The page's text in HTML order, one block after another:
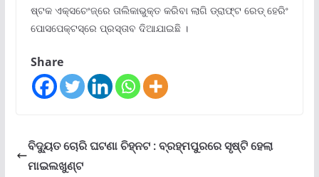
ଷ୍ଟକ ଏକ୍ସଚେଂଜ୍‌ରେ ତାଲିକାଭୁକ୍ତ କରିବା ଲାଗି ଡ୍ରାଫ୍ଟ ରେଡ୍ ହେରିଂ
ପୋସପେକ୍ଟସ୍‌ରେ ପ୍ରସ୍ତାବ ଦିଆଯାଇଛି ।
Share
ବିଦ୍ୟୁତ ଚୋରି ଘଟଣା ଚିହ୍ନଟ : ବ୍ରହ୍ମପୁରରେ ସୃଷ୍ଟି ହେଲା
ମାଇଲଖୁଣ୍ଟ